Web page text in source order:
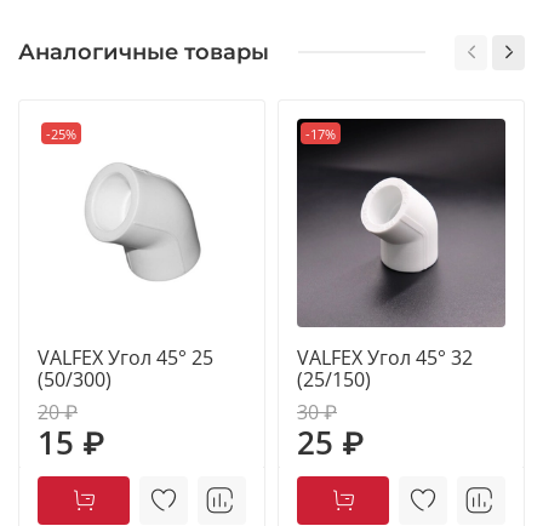
Аналогичные товары
-25%
VALFEX Угол 45° 25
(50/300)
20 ₽
15 ₽
-17%
VALFEX Угол 45° 32
(25/150)
30 ₽
25 ₽